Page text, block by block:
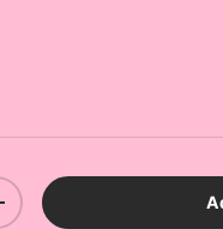
quantity